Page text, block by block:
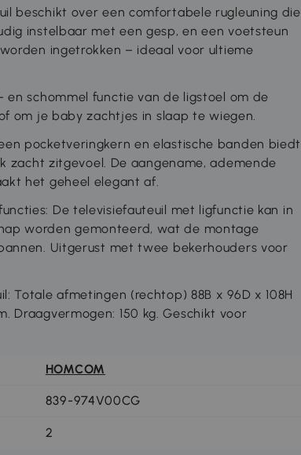
beschikt over een comfortabele rugleuning die
instelbaar met een gesp, en een voetsteun
ingetrokken – ideaal voor ultieme
schommel functie van de ligstoel om de
om je baby zachtjes in slaap te wiegen.
pocketveringkern en elastische banden biedt
zacht zitgevoel. De aangename, ademende
het geheel elegant af.
De televisiefauteuil met ligfunctie kan in
worden gemonteerd, wat de montage
Uitgerust met twee bekerhouders voor
Totale afmetingen (rechtop) 88B x 96D x 108H
Draagvermogen: 150 kg. Geschikt voor
HOMCOM
839-974V00CG
2